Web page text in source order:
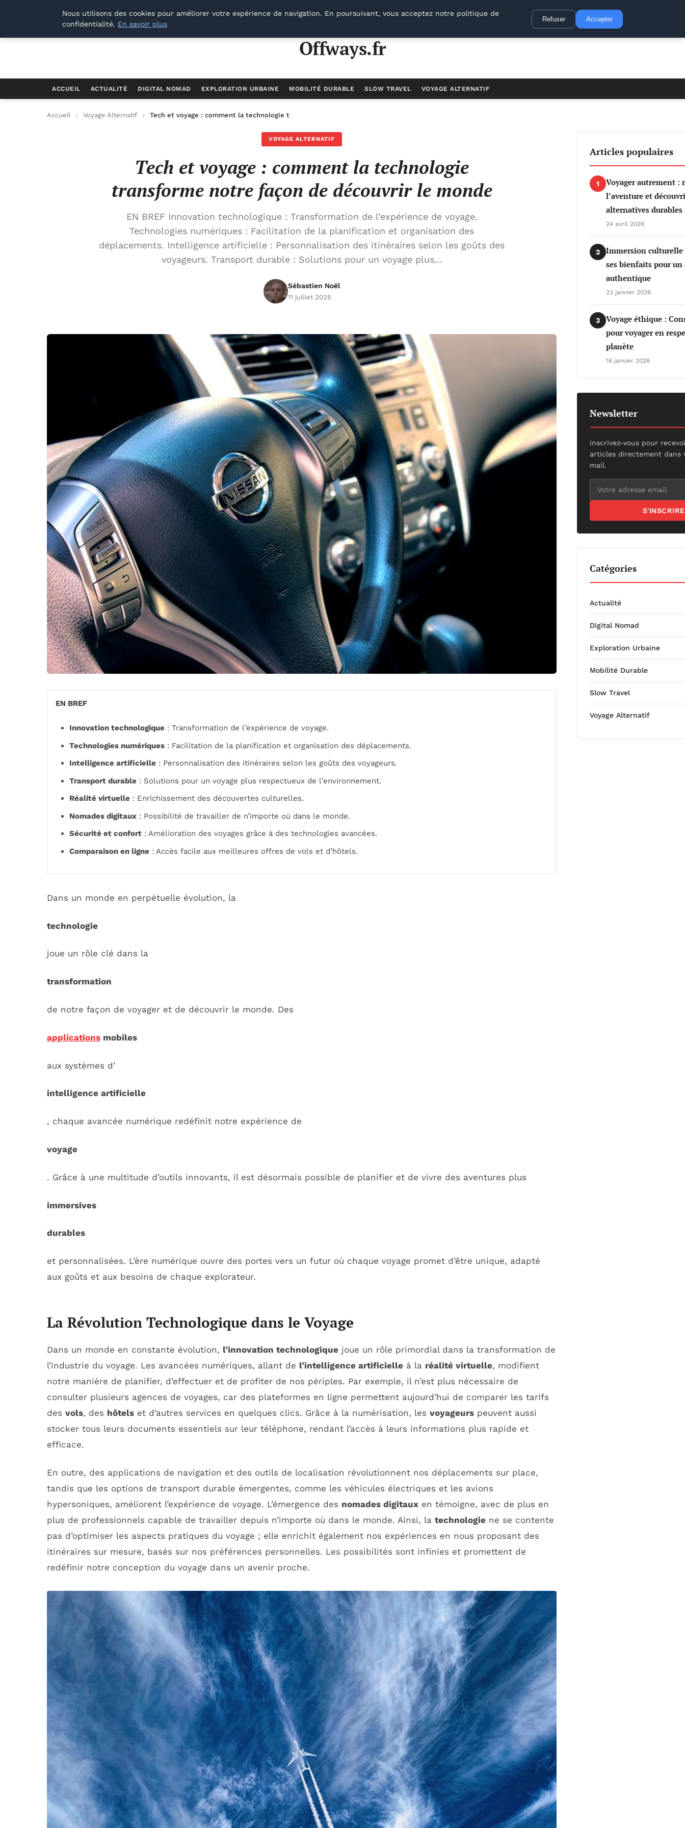
Offways.fr
Offways.fr
ACCUEIL ACTUALITÉ DIGITAL NOMAD EXPLORATION URBAINE MOBILITÉ DURABLE SLOW TRAVEL VOYAGE ALTERNATIF
Accueil Voyage Alternatif Tech et voyage : comment la technologie transforme notre façon de découvrir le monde
VOYAGE ALTERNATIF
Tech et voyage : comment la technologie
transforme notre façon de découvrir le monde
EN BREF Innovation technologique : Transformation de l’expérience de voyage.
Technologies numériques : Facilitation de la planification et organisation des
déplacements. Intelligence artificielle : Personnalisation des itinéraires selon les goûts des
voyageurs. Transport durable : Solutions pour un voyage plus…
Sébastien Noël
11 juillet 2025
EN BREF
Innovation technologique : Transformation de l’expérience de voyage.
Technologies numériques : Facilitation de la planification et organisation des déplacements.
Intelligence artificielle : Personnalisation des itinéraires selon les goûts des voyageurs.
Transport durable : Solutions pour un voyage plus respectueux de l’environnement.
Réalité virtuelle : Enrichissement des découvertes culturelles.
Nomades digitaux : Possibilité de travailler de n’importe où dans le monde.
Sécurité et confort : Amélioration des voyages grâce à des technologies avancées.
Comparaison en ligne : Accès facile aux meilleures offres de vols et d’hôtels.
Dans un monde en perpétuelle évolution, la
technologie
joue un rôle clé dans la
transformation
de notre façon de voyager et de découvrir le monde. Des
applications mobiles
aux systèmes d’
intelligence artificielle
, chaque avancée numérique redéfinit notre expérience de
voyage
. Grâce à une multitude d’outils innovants, il est désormais possible de planifier et de vivre des aventures plus
immersives
durables
et personnalisées. L’ère numérique ouvre des portes vers un futur où chaque voyage promet d’être unique, adapté
aux goûts et aux besoins de chaque explorateur.
La Révolution Technologique dans le Voyage
Dans un monde en constante évolution, l’innovation technologique joue un rôle primordial dans la transformation de
l’industrie du voyage. Les avancées numériques, allant de l’intelligence artificielle à la réalité virtuelle, modifient
notre manière de planifier, d’effectuer et de profiter de nos périples. Par exemple, il n’est plus nécessaire de
consulter plusieurs agences de voyages, car des plateformes en ligne permettent aujourd’hui de comparer les tarifs
des vols, des hôtels et d’autres services en quelques clics. Grâce à la numérisation, les voyageurs peuvent aussi
stocker tous leurs documents essentiels sur leur téléphone, rendant l’accès à leurs informations plus rapide et
efficace.
En outre, des applications de navigation et des outils de localisation révolutionnent nos déplacements sur place,
tandis que les options de transport durable émergentes, comme les véhicules électriques et les avions
hypersoniques, améliorent l’expérience de voyage. L’émergence des nomades digitaux en témoigne, avec de plus en
plus de professionnels capable de travailler depuis n’importe où dans le monde. Ainsi, la technologie ne se contente
pas d’optimiser les aspects pratiques du voyage ; elle enrichit également nos expériences en nous proposant des
itinéraires sur mesure, basés sur nos préférences personnelles. Les possibilités sont infinies et promettent de
redéfinir notre conception du voyage dans un avenir proche.
Articles populaires
1
Voyager autrement :
l’aventure et
alternatives durables
24 avril 2026
2
Immersion culturelle
ses bienfaits pour un
authentique
23 janvier 2026
3
Voyage éthique :
pour voyager en
planète
16 janvier 2026
Newsletter
Inscrivez-vous pour
articles directement dans
mail.
S'INSCRIRE
Catégories
Actualité
Digital Nomad
Exploration Urbaine
Mobilité Durable
Slow Travel
Voyage Alternatif
Nous utilisons des cookies pour améliorer votre expérience de navigation. En poursuivant, vous acceptez notre politique de
confidentialité. En savoir plus
Refuser Accepter